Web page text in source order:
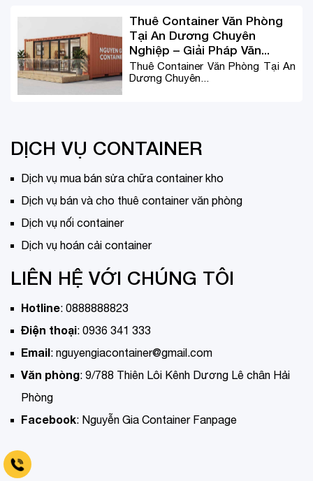
Thuê Container Văn Phòng
Tại An Dương Chuyên
Nghiệp – Giải Pháp Văn...
Thuê Container Văn Phòng Tại An
Dương Chuyên...
DỊCH VỤ CONTAINER
Dịch vụ mua bán sửa chữa container kho
Dịch vụ bán và cho thuê container văn phòng
Dịch vụ nối container
Dịch vụ hoán cải container
LIÊN HỆ VỚI CHÚNG TÔI
Hotline: 0888888823
Điện thoại: 0936 341 333
Email: nguyengiacontainer@gmail.com
Văn phòng: 9/788 Thiên Lôi Kênh Dương Lê chân Hải
Phòng
Facebook: Nguyễn Gia Container Fanpage
Tell 0936 341 333